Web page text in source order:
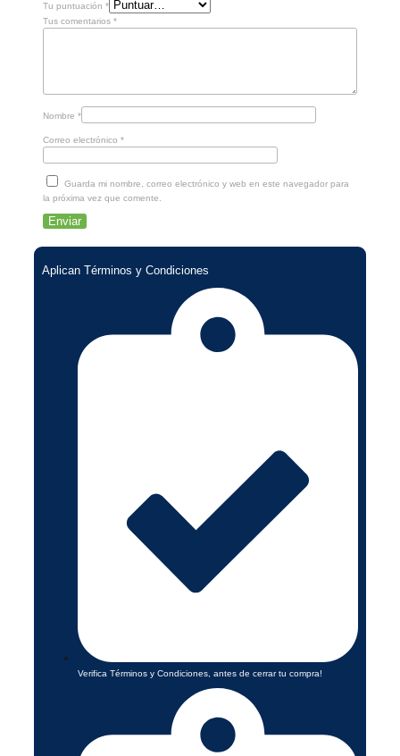
Tu puntuación *
Tus comentarios *
Nombre *
Correo electrónico *
Guarda mi nombre, correo electrónico y web en este navegador para
la próxima vez que comente.
Aplican Términos y Condiciones
Verifica Términos y Condiciones, antes de cerrar tu compra!